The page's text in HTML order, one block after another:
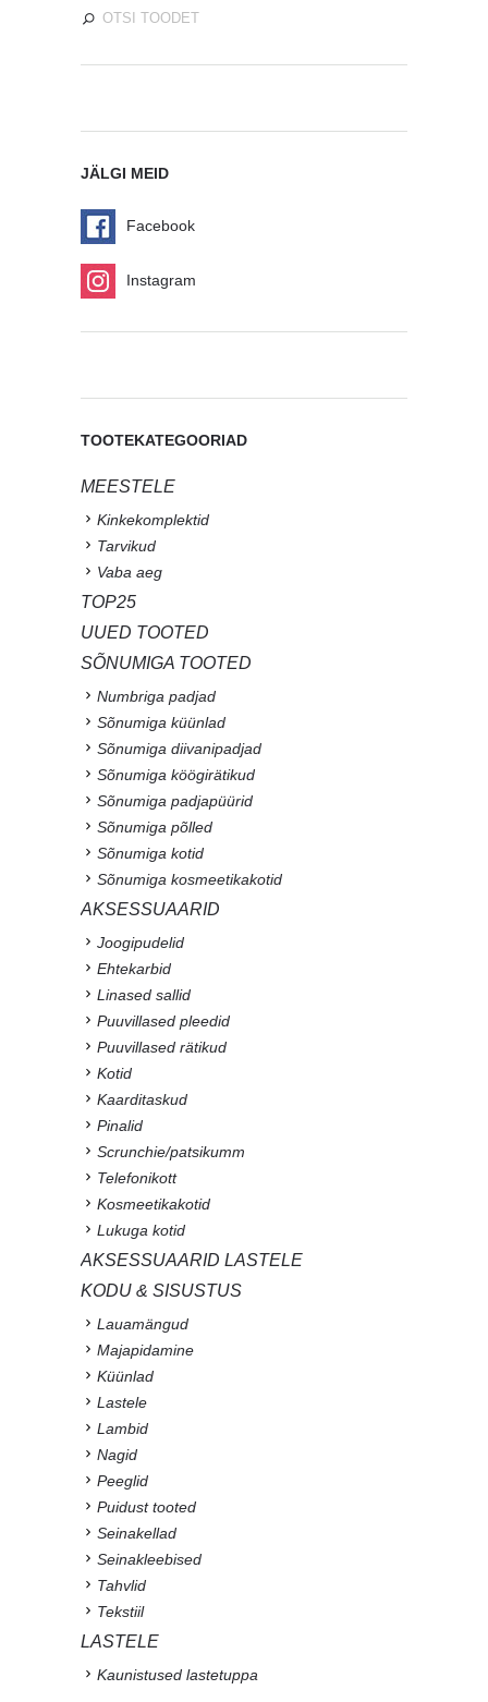
JÄLGI MEID
Facebook
Instagram
TOOTEKATEGOORIAD
MEESTELE
Kinkekomplektid
Tarvikud
Vaba aeg
TOP25
UUED TOOTED
SÕNUMIGA TOOTED
Numbriga padjad
Sõnumiga küünlad
Sõnumiga diivanipadjad
Sõnumiga köögirätikud
Sõnumiga padjapüürid
Sõnumiga põlled
Sõnumiga kotid
Sõnumiga kosmeetikakotid
AKSESSUAARID
Joogipudelid
Ehtekarbid
Linased sallid
Puuvillased pleedid
Puuvillased rätikud
Kotid
Kaarditaskud
Pinalid
Scrunchie/patsikumm
Telefonikott
Kosmeetikakotid
Lukuga kotid
AKSESSUAARID LASTELE
KODU & SISUSTUS
Lauamängud
Majapidamine
Küünlad
Lastele
Lambid
Nagid
Peeglid
Puidust tooted
Seinakellad
Seinakleebised
Tahvlid
Tekstiil
LASTELE
Kaunistused lastetuppa